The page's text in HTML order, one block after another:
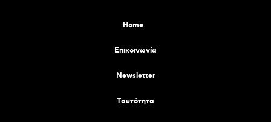
Home
Επικοινωνία
Newsletter
Tαυτότητα